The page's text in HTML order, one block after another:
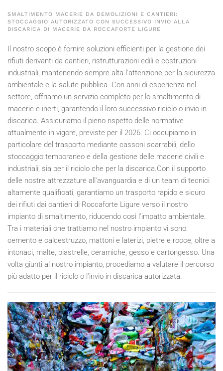
SMALTIMENTO MACERIE DA DEMOLIZIONI E CANTIERI:
STOCCAGGIO AUTORIZZATO CON SUCCESSIVO INVIO ALLA
DISCARICA DI MACERIE DA ROCCAFORTE LIGURE
Il nostro scopo è fornire soluzioni efficienti per la gestione dei
rifiuti derivanti da cantieri, ristrutturazioni edili e costruzioni
industriali, mantenendo sempre alta l'attenzione per la sicurezza
ambientale e la salute pubblica. Con anni di esperienza nel
settore, offriamo un servizio completo per lo smaltimento di
macerie e inerti, garantendo il loro successivo riciclo o invio in
discarica. Assicuriamo il pieno rispetto delle normative
attualmente in vigore, previste per il 2026. Ci occupiamo in
particolare del trasporto mediante cassoni scarrabili, dello
stoccaggio temporaneo e della gestione delle macerie civili e
industriali, sia per il riciclo che per la discarica.Con il supporto
delle nostre attrezzature all'avanguardia e di un team di tecnici
altamente qualificati, garantiamo un trasporto rapido e sicuro
dei rifiuti dai cantieri di Roccaforte Ligure verso il nostro
impianto di smaltimento, riducendo così l'impatto ambientale.
Tra i materiali che trattiamo nel nostro impianto vi sono:
cemento e calcestruzzo, mattoni e laterizi, pietre e rocce, oltre a
intonaci, malte, piastrelle, ceramiche, gesso e cartongesso. Una
volta giunti al nostro impianto, procediamo a valutare il percorso
più adatto per il riciclo o l'invio in discarica autorizzata.